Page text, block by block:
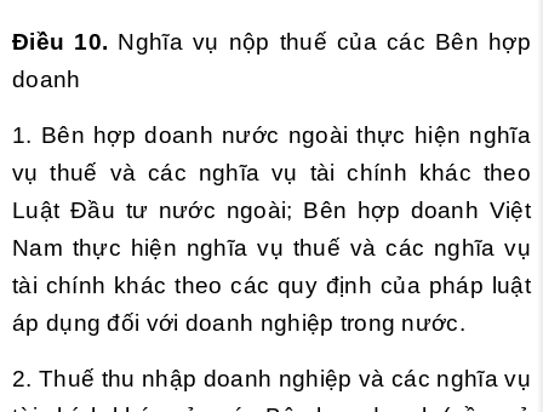
Điều 10. Nghĩa vụ nộp thuế của các Bên hợp
doanh
1. Bên hợp doanh nước ngoài thực hiện nghĩa
vụ thuế và các nghĩa vụ tài chính khác theo
Luật Đầu tư nước ngoài; Bên hợp doanh Việt
Nam thực hiện nghĩa vụ thuế và các nghĩa vụ
tài chính khác theo các quy định của pháp luật
áp dụng đối với doanh nghiệp trong nước.
2. Thuế thu nhập doanh nghiệp và các nghĩa vụ